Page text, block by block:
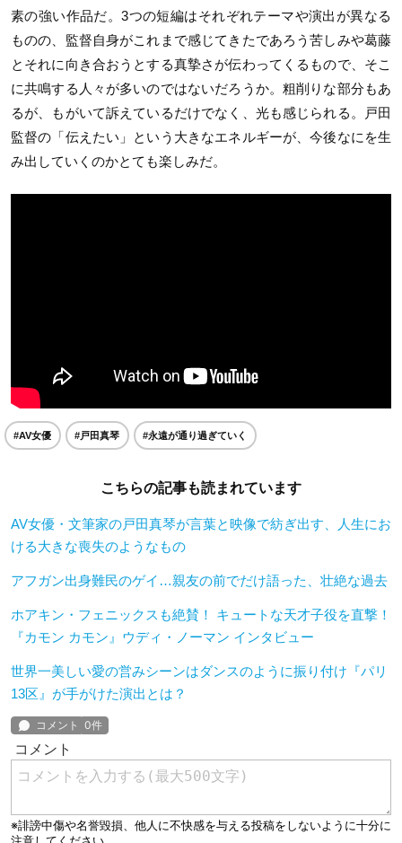
素の強い作品だ。3つの短編はそれぞれテーマや演出が異なる
ものの、監督自身がこれまで感じてきたであろう苦しみや葛藤
とそれに向き合おうとする真摯さが伝わってくるもので、そこ
に共鳴する人々が多いのではないだろうか。粗削りな部分もあ
るが、もがいて訴えているだけでなく、光も感じられる。戸田
監督の「伝えたい」という大きなエネルギーが、今後なにを生
み出していくのかとても楽しみだ。
#AV女優 #戸田真琴 #永遠が通り過ぎていく
こちらの記事も読まれています
AV女優・文筆家の戸田真琴が言葉と映像で紡ぎ出す、人生にお
ける大きな喪失のようなもの
アフガン出身難民のゲイ…親友の前でだけ語った、壮絶な過去
ホアキン・フェニックスも絶賛！ キュートな天才子役を直撃！
『カモン カモン』ウディ・ノーマン インタビュー
世界一美しい愛の営みシーンはダンスのように振り付け『パリ
13区』が手がけた演出とは？